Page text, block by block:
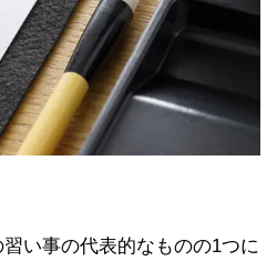
い事の代表的なものの1つに